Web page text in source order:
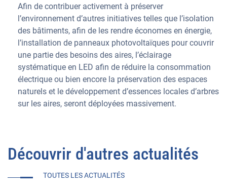
Afin de contribuer activement à préserver
l’environnement d’autres initiatives telles que l’isolation
des bâtiments, afin de les rendre économes en énergie,
l’installation de panneaux photovoltaïques pour couvrir
une partie des besoins des aires, l’éclairage
systématique en LED afin de réduire la consommation
électrique ou bien encore la préservation des espaces
naturels et le développement d’essences locales d’arbres
sur les aires, seront déployées massivement.
Découvrir d'autres actualités
TOUTES LES ACTUALITÉS